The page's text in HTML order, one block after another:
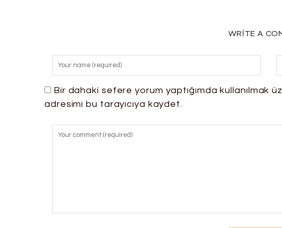
WRITE A
Bir dahaki sefere yorum yaptığımda kullanılmak
adresimi bu tarayıcıya kaydet.